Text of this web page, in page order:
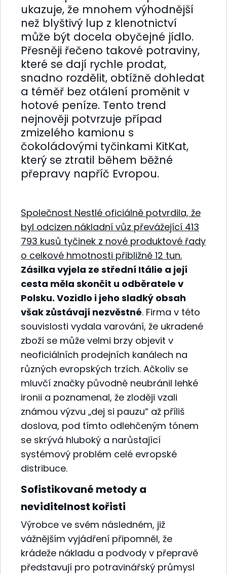
ukazuje, že mnohem výhodnější
než blyštivý lup z klenotnictví
může být docela obyčejné jídlo.
Přesněji řečeno takové potraviny,
které se dají rychle prodat,
snadno rozdělit, obtížně dohledat
a téměř bez otálení proměnit v
hotové peníze. Tento trend
nejnověji potvrzuje případ
zmizelého kamionu s
čokoládovými tyčinkami KitKat,
který se ztratil během běžné
přepravy napříč Evropou.
Společnost Nestlé oficiálně potvrdila, že
byl odcizen nákladní vůz převážející 413
793 kusů tyčinek z nové produktové řady
o celkové hmotnosti přibližně 12 tun.
Zásilka vyjela ze střední Itálie a její
cesta měla skončit u odběratele v
Polsku. Vozidlo i jeho sladký obsah
však zůstávají nezvěstné. Firma v této
souvislosti vydala varování, že ukradené
zboží se může velmi brzy objevit v
neoficiálních prodejních kanálech na
různých evropských trzích. Ačkoliv se
mluvčí značky původně neubránil lehké
ironii a poznamenal, že zloději vzali
známou výzvu „dej si pauzu“ až příliš
doslova, pod tímto odlehčeným tónem
se skrývá hluboký a narůstající
systémový problém celé evropské
distribuce.
Sofistikované metody a
neviditelnost kořisti
Výrobce ve svém následném, již
vážnějším vyjádření připomněl, že
krádeže nákladu a podvody v přepravě
představují pro potravinářský průmysl